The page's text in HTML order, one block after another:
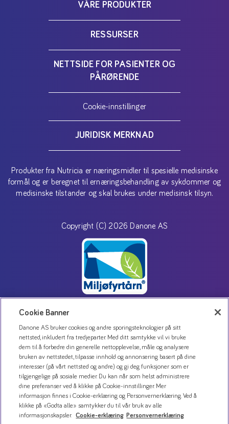
VÅRE PRODUKTER
RESSURSER
NETTSIDE FOR PASIENTER OG
PÅRØRENDE
Cookie-innstillinger
JURIDISK MERKNAD
Produkter fra Nutricia er næringsmidler til spesielle medisinske
formål og er beregnet til ernæringsbehandling av sykdommer og
medisinske tilstander og skal brukes under medisinsk tilsyn.
Copyright (C) 2026 Danone AS
Kontakt oss
Personvernerklæring
Bruk av informasjonskapsler
Åpenhetsloven
Cookie Banner
Danone AS bruker cookies og andre sporingsteknologier på sitt
nettsted, inkludert fra tredjeparter. Med ditt samtykke vil vi bruke
dem til å forbedre din generelle nettopplevelse, måle og analysere
bruken av nettstedet, tilpasse innhold og annonsering basert på dine
interesser (på vårt nettsted og andre) og gi deg funksjoner som er
tilgjengelige på sosiale medier. Du kan når som helst administrere
dine preferanser ved å klikke på Cookie-innstillinger. Mer
informasjon finnes i Cookie-erklæring og Personvernerklæring. Ved å
klikke på «Godta alle» samtykker du til vår bruk av alle
informasjonskapsler.
Cookie-erklæring Personvernerklæring